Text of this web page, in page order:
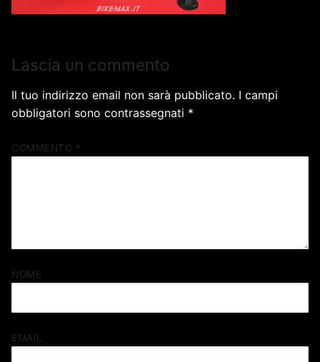
Lascia un commento
Il tuo indirizzo email non sarà pubblicato. I campi
obbligatori sono contrassegnati *
COMMENTO *
NOME
EMAIL